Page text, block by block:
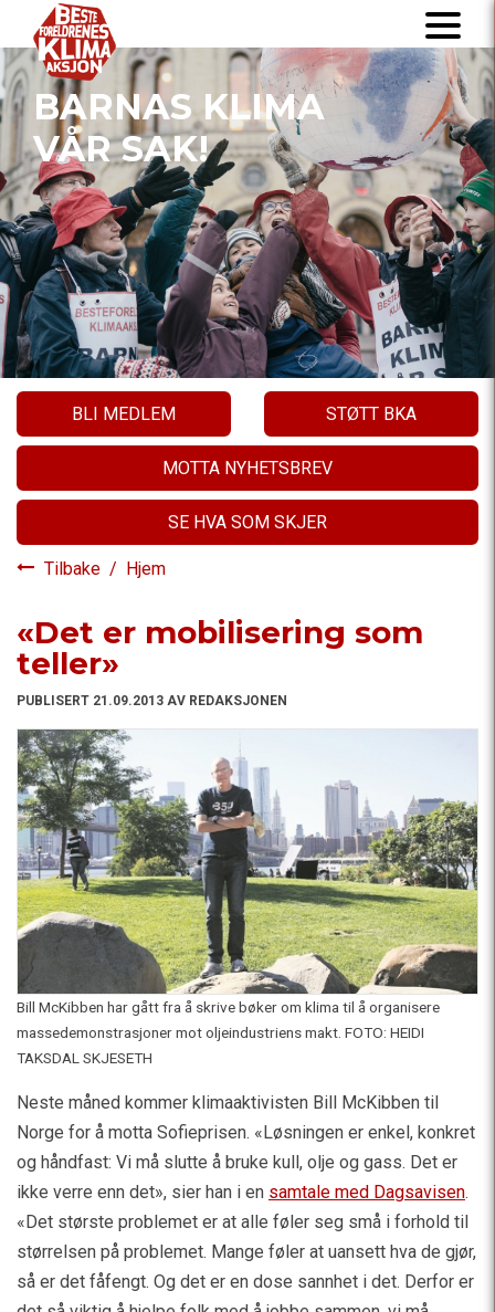
BARNAS KLIMA
VÅR SAK!
BLI MEDLEM STØTT BKA
MOTTA NYHETSBREV
SE HVA SOM SKJER
Tilbake / Hjem
«Det er mobilisering som
teller»
PUBLISERT 21.09.2013 AV REDAKSJONEN
Bill McKibben har gått fra å skrive bøker om klima til å organisere
massedemonstrasjoner mot oljeindustriens makt. FOTO: HEIDI
TAKSDAL SKJESETH
Neste måned kommer klimaaktivisten Bill McKibben til
Norge for å motta Sofieprisen. «Løsningen er enkel, konkret
og håndfast: Vi må slutte å bruke kull, olje og gass. Det er
ikke verre enn det», sier han i en samtale med Dagsavisen.
«Det største problemet er at alle føler seg små i forhold til
størrelsen på problemet. Mange føler at uansett hva de gjør,
så er det fåfengt. Og det er en dose sannhet i det. Derfor er